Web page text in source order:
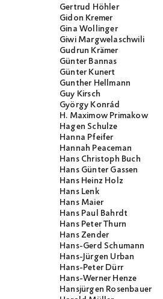
Gertrud Höhler
Gidon Kremer
Gina Wollinger
Giwi Margwelaschwili
Gudrun Krämer
Günter Bannas
Günter Kunert
Gunther Hellmann
Guy Kirsch
György Konrád
H. Maximow Primakow
Hagen Schulze
Hanna Pfeifer
Hannah Peaceman
Hans Christoph Buch
Hans Günter Gassen
Hans Heinz Holz
Hans Lenk
Hans Maier
Hans Paul Bahrdt
Hans Peter Thurn
Hans Zender
Hans-Gerd Schumann
Hans-Jürgen Urban
Hans-Peter Dürr
Hans-Werner Henze
Hansjürgen Rosenbauer